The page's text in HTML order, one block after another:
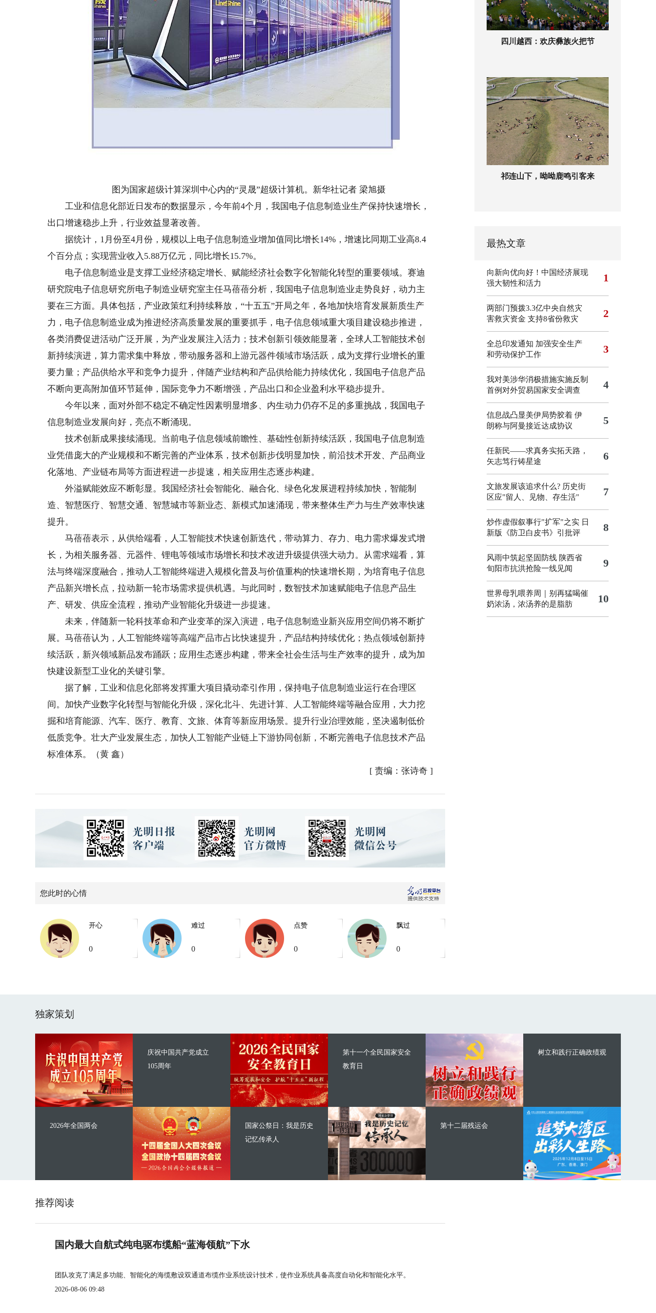
图为国家超级计算深圳中心内的“灵晟”超级计算机。新华社记者 梁旭摄
工业和信息化部近日发布的数据显示，今年前4个月，我国电子信息制造业生产保持快速增长，
出口增速稳步上升，行业效益显著改善。
据统计，1月份至4月份，规模以上电子信息制造业增加值同比增长14%，增速比同期工业高8.4
个百分点；实现营业收入5.88万亿元，同比增长15.7%。
电子信息制造业是支撑工业经济稳定增长、赋能经济社会数字化智能化转型的重要领域。赛迪
研究院电子信息研究所电子制造业研究室主任马蓓蓓分析，我国电子信息制造业走势良好，动力主
要在三方面。具体包括，产业政策红利持续释放，“十五五”开局之年，各地加快培育发展新质生产
力，电子信息制造业成为推进经济高质量发展的重要抓手，电子信息领域重大项目建设稳步推进，
各类消费促进活动广泛开展，为产业发展注入活力；技术创新引领效能显著，全球人工智能技术创
新持续演进，算力需求集中释放，带动服务器和上游元器件领域市场活跃，成为支撑行业增长的重
要力量；产品供给水平和竞争力提升，伴随产业结构和产品供给能力持续优化，我国电子信息产品
不断向更高附加值环节延伸，国际竞争力不断增强，产品出口和企业盈利水平稳步提升。
今年以来，面对外部不稳定不确定性因素明显增多、内生动力仍存不足的多重挑战，我国电子
信息制造业发展向好，亮点不断涌现。
技术创新成果接续涌现。当前电子信息领域前瞻性、基础性创新持续活跃，我国电子信息制造
业凭借庞大的产业规模和不断完善的产业体系，技术创新步伐明显加快，前沿技术开发、产品商业
化落地、产业链布局等方面进程进一步提速，相关应用生态逐步构建。
外溢赋能效应不断彰显。我国经济社会智能化、融合化、绿色化发展进程持续加快，智能制
造、智慧医疗、智慧交通、智慧城市等新业态、新模式加速涌现，带来整体生产力与生产效率快速
提升。
马蓓蓓表示，从供给端看，人工智能技术快速创新迭代，带动算力、存力、电力需求爆发式增
长，为相关服务器、元器件、锂电等领域市场增长和技术改进升级提供强大动力。从需求端看，算
法与终端深度融合，推动人工智能终端进入规模化普及与价值重构的快速增长期，为培育电子信息
产品新兴增长点，拉动新一轮市场需求提供机遇。与此同时，数智技术加速赋能电子信息产品生
产、研发、供应全流程，推动产业智能化升级进一步提速。
未来，伴随新一轮科技革命和产业变革的深入演进，电子信息制造业新兴应用空间仍将不断扩
展。马蓓蓓认为，人工智能终端等高端产品市占比快速提升，产品结构持续优化；热点领域创新持
续活跃，新兴领域新品发布踊跃；应用生态逐步构建，带来全社会生活与生产效率的提升，成为加
快建设新型工业化的关键引擎。
据了解，工业和信息化部将发挥重大项目撬动牵引作用，保持电子信息制造业运行在合理区
间。加快产业数字化转型与智能化升级，深化北斗、先进计算、人工智能终端等融合应用，大力挖
掘和培育能源、汽车、医疗、教育、文旅、体育等新应用场景。提升行业治理效能，坚决遏制低价
低质竞争。壮大产业发展生态，加快人工智能产业链上下游协同创新，不断完善电子信息技术产品
标准体系。（黄 鑫）
[ 责编：张诗奇 ]
您此时的心情
开心
0
难过
0
点赞
0
飘过
0
四川越西：欢庆彝族火把节
祁连山下，呦呦鹿鸣引客来
最热文章
向新向优向好！中国经济展现
强大韧性和活力
1
两部门预拨3.3亿中央自然灾
害救灾资金 支持8省份救灾
2
全总印发通知 加强安全生产
和劳动保护工作
3
我对美涉华消极措施实施反制
首例对外贸易国家安全调查
4
信息战凸显美伊局势胶着 伊
朗称与阿曼接近达成协议
5
任新民——求真务实拓天路，
矢志笃行铸星途
6
文旅发展该追求什么? 历史街
区应"留人、见物、存生活"
7
炒作虚假叙事行"扩军"之实 日
新版《防卫白皮书》引批评
8
风雨中筑起坚固防线 陕西省
旬阳市抗洪抢险一线见闻
9
世界母乳喂养周｜别再猛喝催
奶浓汤，浓汤养的是脂肪
10
独家策划
庆祝中国共产党成立
105周年
2026年全国两会
第十一个全民国家安全
教育日
国家公祭日：我是历史
记忆传承人
树立和践行正确政绩观
第十二届残运会
推荐阅读
国内最大自航式纯电驱布缆船“蓝海领航”下水
团队攻克了满足多功能、智能化的海缆敷设双通道布缆作业系统设计技术，使作业系统具备高度自动化和智能化水平。
2026-08-06 09:48